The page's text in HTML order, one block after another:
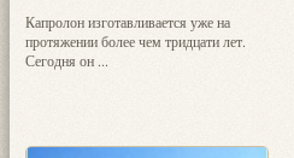
Капролон изготавливается уже на
протяжении более чем тридцати лет.
Сегодня он ...